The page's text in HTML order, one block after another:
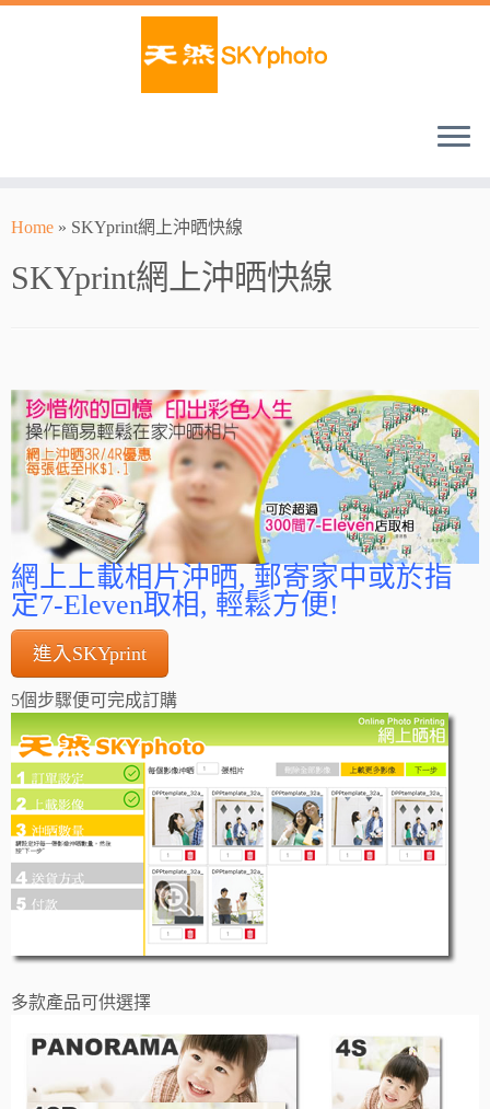
Home » SKYprint網上沖晒快線
SKYprint網上沖晒快線
網上上載相片沖晒, 郵寄家中或於指
定7-Eleven取相, 輕鬆方便!
進入SKYprint
5個步驟便可完成訂購
多款產品可供選擇